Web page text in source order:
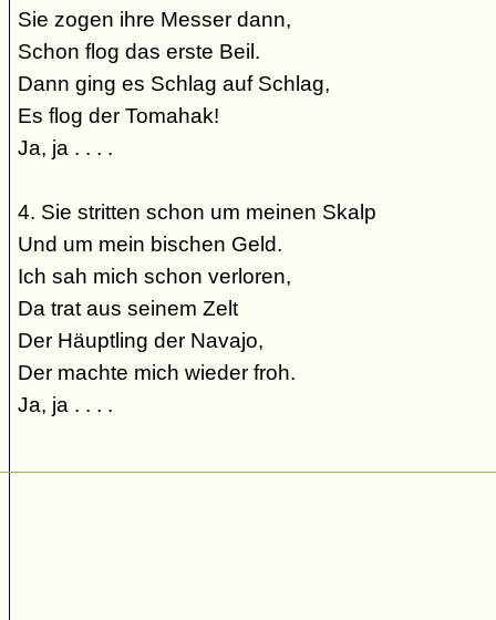
Sie zogen ihre Messer dann,
Schon flog das erste Beil.
Dann ging es Schlag auf Schlag,
Es flog der Tomahak!
Ja, ja . . . .
4. Sie stritten schon um meinen Skalp
Und um mein bischen Geld.
Ich sah mich schon verloren,
Da trat aus seinem Zelt
Der Häuptling der Navajo,
Der machte mich wieder froh.
Ja, ja . . . .